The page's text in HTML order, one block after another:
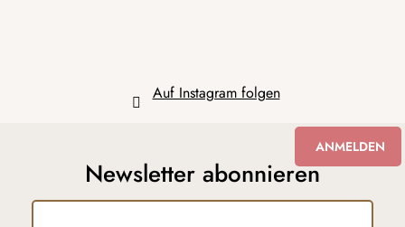
Auf Instagram folgen
Newsletter abonnieren
ANMELDEN